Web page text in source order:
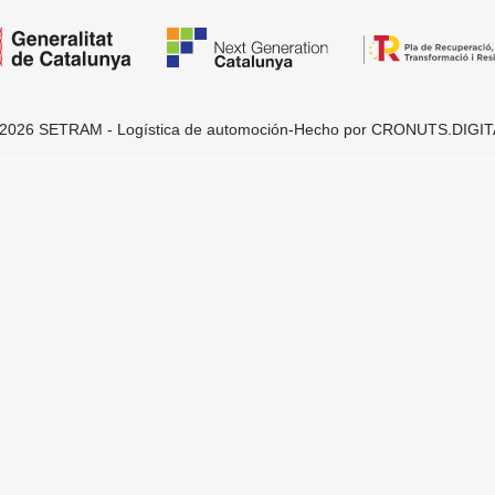
SETRAM - Logística de automoción-Hecho por